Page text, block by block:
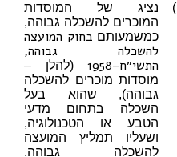
נציג של המוסדות
המוכרים להשכלה גבוהה,
כמשמעותם בחוק המועצה
להשכלה גבוהה,
התשי״ח–1958
(להלן –
מוסדות מוכרים להשכלה
גבוהה), שהוא בעל
השכלה בתחום מדעי
הטבע או הטכנולוגיה,
ושעליו תמליץ המועצה
להשכלה גבוהה,